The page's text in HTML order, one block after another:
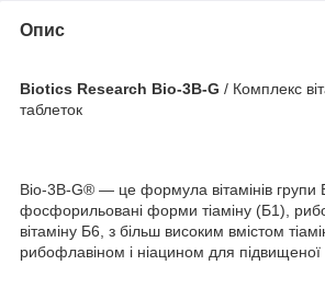
Опис
Biotics Research Bio-3B-G / Комплекс
таблеток
Bio-3B-G® — це формула вітамінів групи
фосфорильовані форми тіаміну (Б1),
вітаміну Б6, з більш високим вмістом
рибофлавіном і ніацином для підвищеної